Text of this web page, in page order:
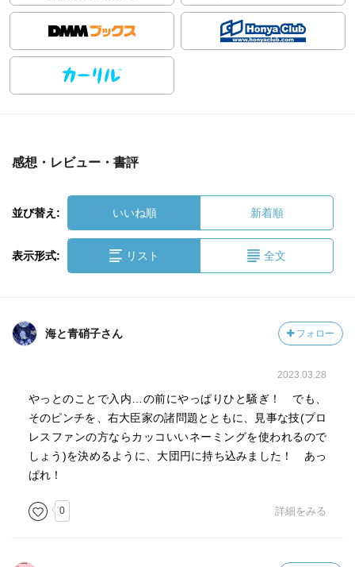
感想・レビュー・書評
並び替え: いいね順 新着順
表示形式: リスト 全文
海と青硝子さん フォロー
2023.03.28
やっとのことで入内…の前にやっぱりひと騒ぎ！ でも、
そのピンチを、右大臣家の諸問題とともに、見事な技(プロ
レスファンの方ならカッコいいネーミングを使われるので
しょう)を決めるように、大団円に持ち込みました！ あっ
ぱれ！
0 詳細をみる